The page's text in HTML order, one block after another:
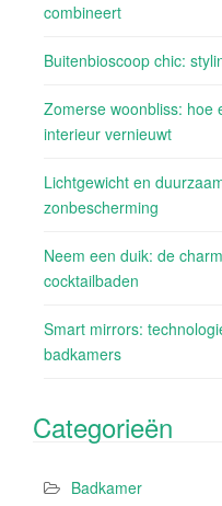
combineert
Buitenbioscoop chic:
Zomerse woonbliss: hoe
interieur vernieuwt
Lichtgewicht en
zonbescherming
Neem een duik: de
cocktailbaden
Smart mirrors:
badkamers
Categorieën
Badkamer